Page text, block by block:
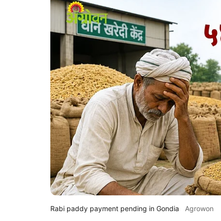
Rabi paddy payment pending in Gondia Agrowon